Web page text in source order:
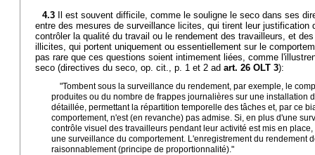
4.3 Il est souvent difficile, comme le souligne le seco dans ses
entre des mesures de surveillance licites, qui tirent leur justification
contrôler la qualité du travail ou le rendement des travailleurs, et
illicites, qui portent uniquement ou essentiellement sur le
pas rare que ces questions soient intimement liées, comme
seco (directives du seco, op. cit., p. 1 et 2 ad art. 26 OLT 3):
"Tombent sous la surveillance du rendement, par exemple, le
produites ou du nombre de frappes journalières sur une installation
détaillée, permettant la répartition temporelle des tâches et, par ce
comportement, n'est (en revanche) pas admise. Si, en plus d'une
contrôle visuel des travailleurs pendant leur activité est mis en
une surveillance du comportement. L'enregistrement du rendement
raisonnablement (principe de proportionnalité)."